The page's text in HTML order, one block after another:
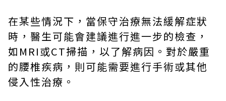
在某些情況下，當保守治療無法緩解症狀
時，醫生可能會建議進行進一步的檢查，
如MRI或CT掃描，以了解病因。對於嚴重
的腰椎疾病，則可能需要進行手術或其他
侵入性治療。